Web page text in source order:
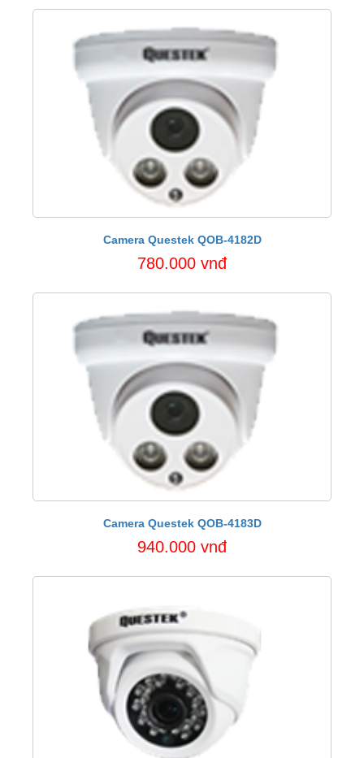
Camera Questek QOB-4182D
780.000 vnđ
Camera Questek QOB-4183D
940.000 vnđ